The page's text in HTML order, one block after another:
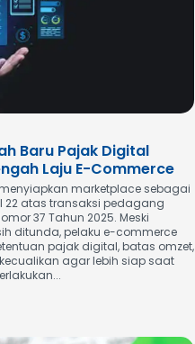
Baru Pajak Digital
Laju E-Commerce
marketplace sebagai
22 atas transaksi pedagang
37 Tahun 2025. Meski
ditunda, pelaku e-commerce
pajak digital, batas omzet,
agar lebih siap saat